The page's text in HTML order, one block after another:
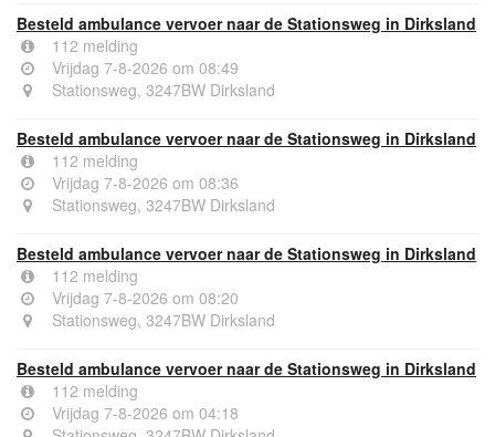
Besteld ambulance vervoer naar de Stationsweg in Dirksland
112 melding
Vrijdag 7-8-2026 om 08:49
Stationsweg, 3247BW Dirksland
Besteld ambulance vervoer naar de Stationsweg in Dirksland
112 melding
Vrijdag 7-8-2026 om 08:36
Stationsweg, 3247BW Dirksland
Besteld ambulance vervoer naar de Stationsweg in Dirksland
112 melding
Vrijdag 7-8-2026 om 08:20
Stationsweg, 3247BW Dirksland
Besteld ambulance vervoer naar de Stationsweg in Dirksland
112 melding
Vrijdag 7-8-2026 om 04:18